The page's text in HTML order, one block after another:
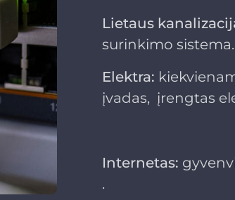
Lietaus
surinkimo sistema.
Elektra:
įvadas, įrengtas
Internetas:
.